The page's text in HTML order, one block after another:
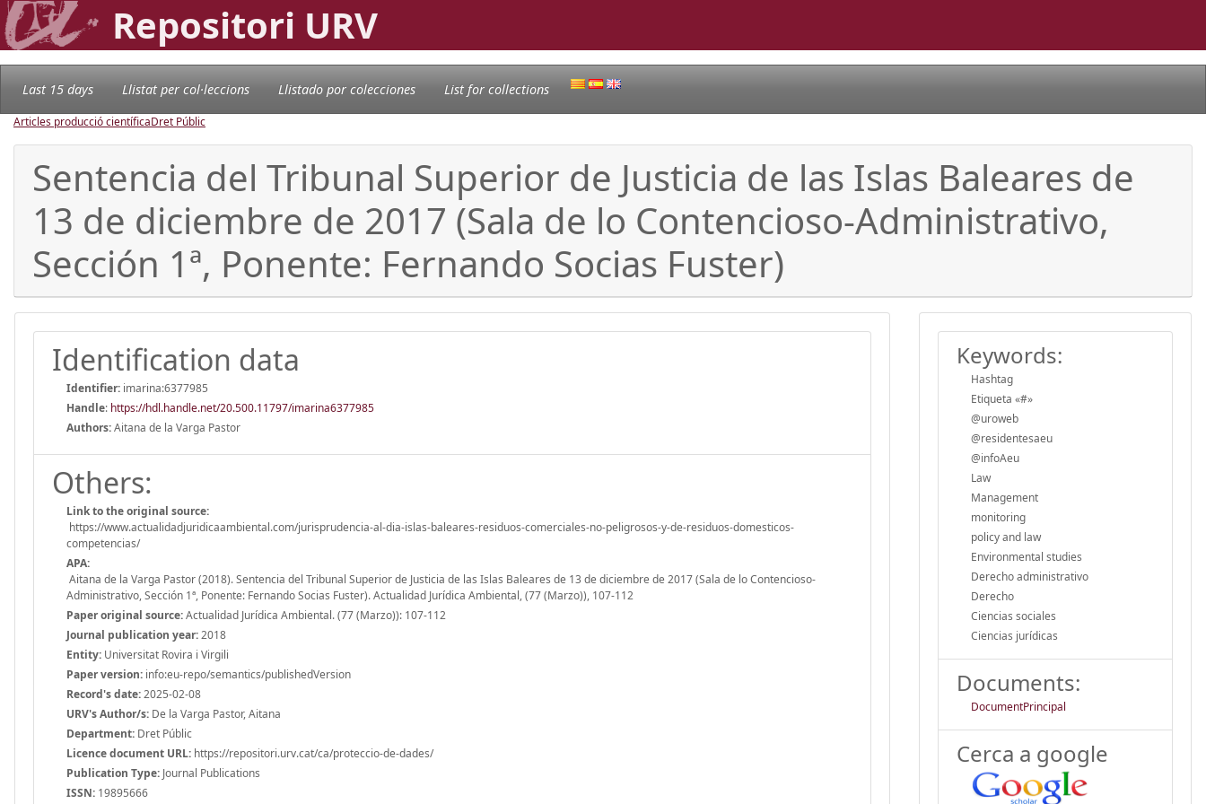
Repositori URV
Last 15 days Llistat per col·leccions Llistado por colecciones List for collections
Articles producció científicaDret Públic
Sentencia del Tribunal Superior de Justicia de las Islas Baleares de
13 de diciembre de 2017 (Sala de lo Contencioso-Administrativo,
Sección 1ª, Ponente: Fernando Socias Fuster)
Identification data
Identifier: imarina:6377985
Handle: https://hdl.handle.net/20.500.11797/imarina6377985
Authors:Aitana de la Varga Pastor
Others:
Link to the original source:
https://www.actualidadjuridicaambiental.com/jurisprudencia-al-dia-islas-baleares-residuos-comerciales-no-peligrosos-y-de-residuos-domesticos-
competencias/
APA:
Aitana de la Varga Pastor (2018). Sentencia del Tribunal Superior de Justicia de las Islas Baleares de 13 de diciembre de 2017 (Sala de lo Contencioso-
Administrativo, Sección 1ª, Ponente: Fernando Socias Fuster). Actualidad Jurídica Ambiental, (77 (Marzo)), 107-112
Paper original source:Actualidad Jurídica Ambiental. (77 (Marzo)): 107-112
Journal publication year:2018
Entity: Universitat Rovira i Virgili
Paper version: info:eu-repo/semantics/publishedVersion
Record's date:2025-02-08
URV's Author/s: De la Varga Pastor, Aitana
Department: Dret Públic
Licence document URL: https://repositori.urv.cat/ca/proteccio-de-dades/
Publication Type: Journal Publications
ISSN: 19895666
Keywords:
Hashtag
Etiqueta «#»
@uroweb
@residentesaeu
@infoAeu
Law
Management
monitoring
policy and law
Environmental studies
Derecho administrativo
Derecho
Ciencias sociales
Ciencias jurídicas
Documents:
DocumentPrincipal
Cerca a google